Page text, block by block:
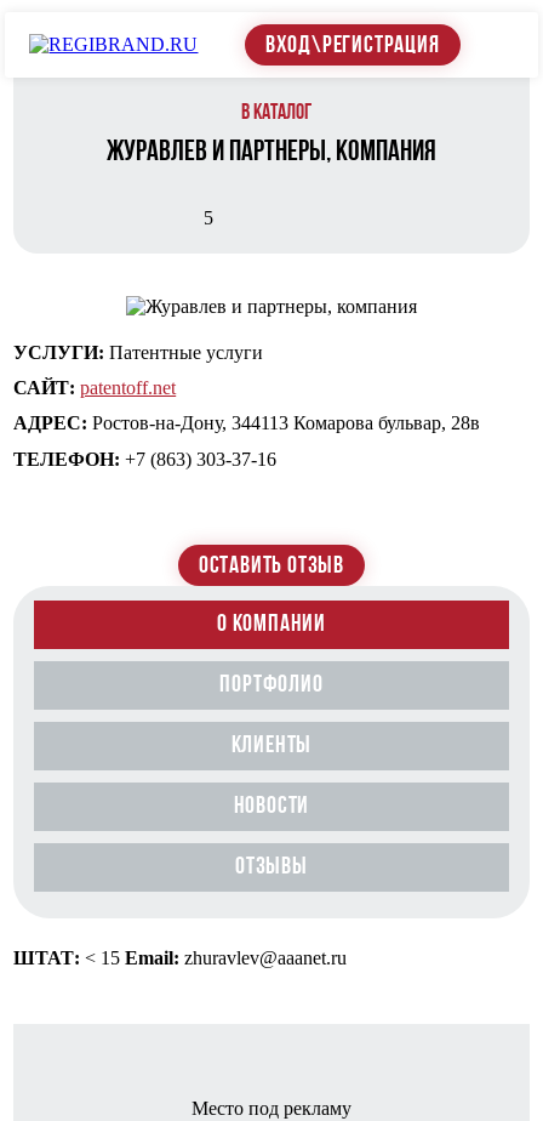
ВХОД\РЕГИСТРАЦИЯ
В каталог
Журавлев и партнеры, компания
5
УСЛУГИ: Патентные услуги
САЙТ: patentoff.net
АДРЕС: Ростов-на-Дону, 344113 Комарова бульвар, 28в
ТЕЛЕФОН: +7 (863) 303-37-16
ОСТАВИТЬ ОТЗЫВ
О КОМПАНИИ
ПОРТФОЛИО
КЛИЕНТЫ
НОВОСТИ
ОТЗЫВЫ
ШТАТ: < 15Email: zhuravlev@aaanet.ru
Место под рекламу